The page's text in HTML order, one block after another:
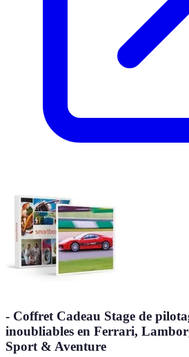
- Coffret Cadeau Stage de
inoubliables en Ferrari,
Sport & Aventure